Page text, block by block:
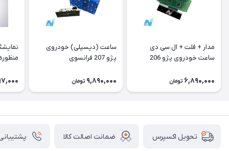
مدار + فلت + ال سی دی
ساعت خودروی پژو 206
6,890,000 تومان
ساعت (دیسپلی) خودروی
پژو 207 فرانسوی
9,890,000 تومان
تحویل اکسپرس ضمانت اصالت کالا پشتیبانی ۲۴